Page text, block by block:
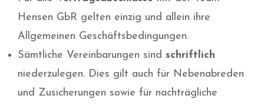
Hensen GbR gelten einzig und allein ihre
Allgemeinen Geschäftsbedingungen.
Sämtliche Vereinbarungen sind schriftlich
niederzulegen. Dies gilt auch für Nebenabreden
und Zusicherungen sowie für nachträgliche